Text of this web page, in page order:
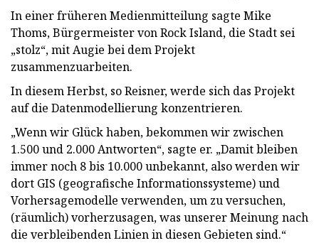
In einer früheren Medienmitteilung sagte Mike
Thoms, Bürgermeister von Rock Island, die Stadt sei
„stolz“, mit Augie bei dem Projekt
zusammenzuarbeiten.
In diesem Herbst, so Reisner, werde sich das Projekt
auf die Datenmodellierung konzentrieren.
„Wenn wir Glück haben, bekommen wir zwischen
1.500 und 2.000 Antworten“, sagte er. „Damit bleiben
immer noch 8 bis 10.000 unbekannt, also werden wir
dort GIS (geografische Informationssysteme) und
Vorhersagemodelle verwenden, um zu versuchen,
(räumlich) vorherzusagen, was unserer Meinung nach
die verbleibenden Linien in diesen Gebieten sind.“